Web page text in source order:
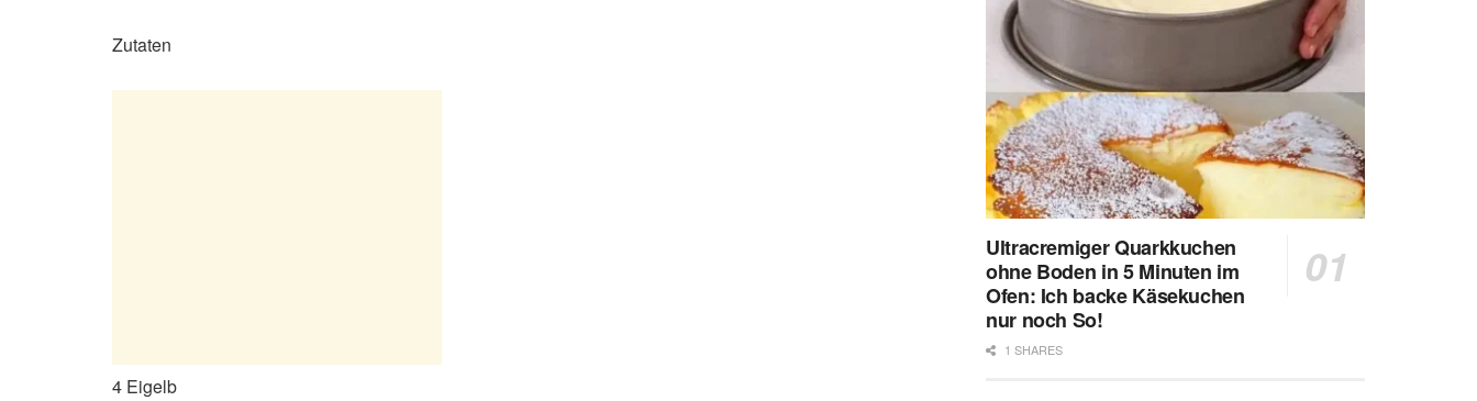
Zutaten
4 Eigelb
Ultracremiger Quarkkuchen
ohne Boden in 5 Minuten im
Ofen: Ich backe Käsekuchen
nur noch So!
1 SHARES